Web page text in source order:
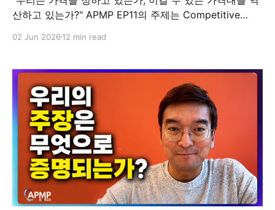
산하고 있는가?" APMP EP11의 주제는 Competitive
뤘다면, 이번 EP11은 조금 더 민감한 주제로 넘어가려합
한 가격 책정 문제가 아닙니다. 좋은 제안서를 쓰고도 가
격에서 이미 지고 있을
02 Jun 2026 12 min read